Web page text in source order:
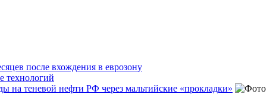
после вхождения в еврозону
технологий
теневой нефти РФ через мальтийские «прокладки»